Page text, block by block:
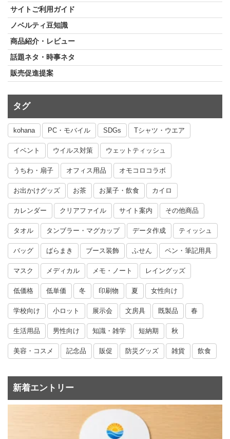
サイトご利用ガイド
ノベルティ豆知識
商品紹介・レビュー
話題ネタ・時事ネタ
販売促進提案
タグ
kohana PC・モバイル SDGs Tシャツ・ウエア
イベント ウイルス対策 ウェットティッシュ
うちわ・扇子 オフィス用品 オモコロコラボ
お出かけグッズ お茶 お菓子・飲食 カイロ
カレンダー クリアファイル サイト案内 その他商品
タオル タンブラー・マグカップ データ作成 ティッシュ
バッグ ばらまき ブース装飾 ふせん ペン・筆記用具
マスク メディカル メモ・ノート レイングッズ
低価格 低単価 冬 印刷物 夏 女性向け
学校向け 小ロット 展示会 文房具 既製品 春
生活用品 男性向け 知識・雑学 短納期 秋
美容・コスメ 記念品 販促 防災グッズ 雑貨 飲食
新着エントリー